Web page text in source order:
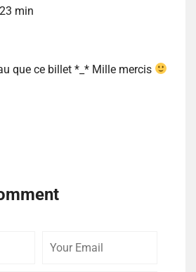
min
que ce billet *_* Mille mercis